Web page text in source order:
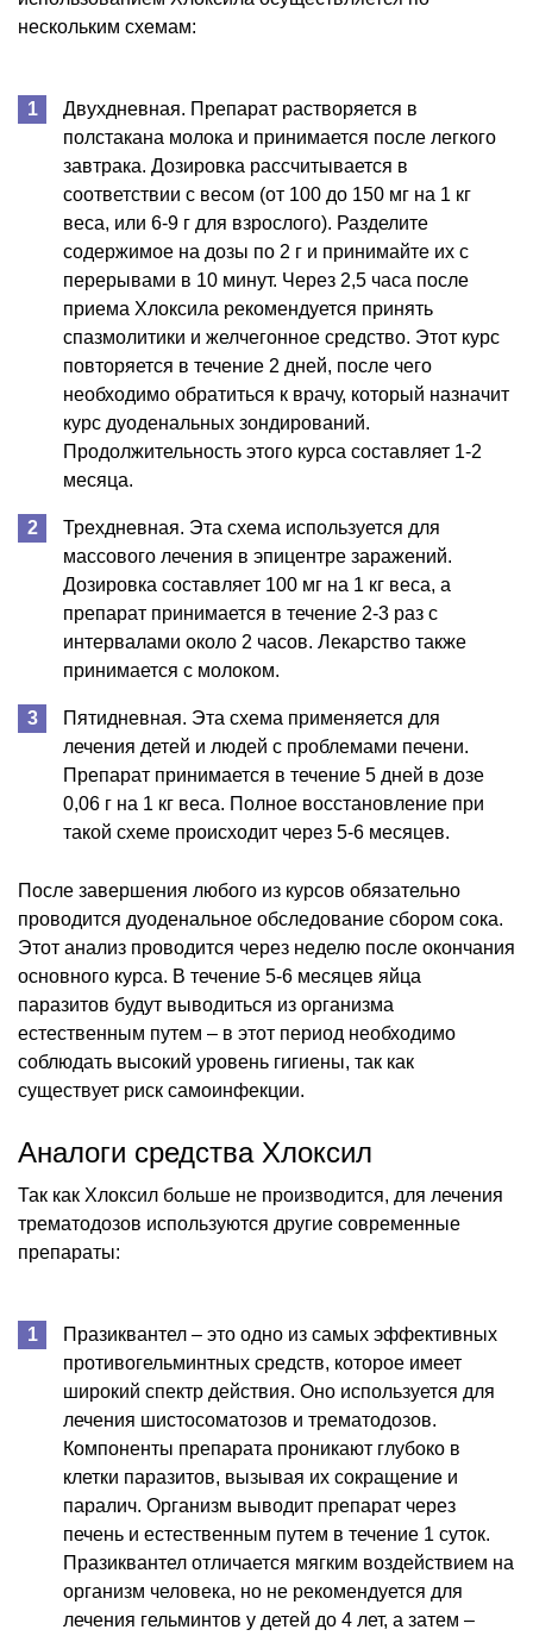
нескольким схемам:
Двухдневная. Препарат растворяется в
полстакана молока и принимается после легкого
завтрака. Дозировка рассчитывается в
соответствии с весом (от 100 до 150 мг на 1 кг
веса, или 6-9 г для взрослого). Разделите
содержимое на дозы по 2 г и принимайте их с
перерывами в 10 минут. Через 2,5 часа после
приема Хлоксила рекомендуется принять
спазмолитики и желчегонное средство. Этот курс
повторяется в течение 2 дней, после чего
необходимо обратиться к врачу, который назначит
курс дуоденальных зондирований.
Продолжительность этого курса составляет 1-2
месяца.
Трехдневная. Эта схема используется для
массового лечения в эпицентре заражений.
Дозировка составляет 100 мг на 1 кг веса, а
препарат принимается в течение 2-3 раз с
интервалами около 2 часов. Лекарство также
принимается с молоком.
Пятидневная. Эта схема применяется для
лечения детей и людей с проблемами печени.
Препарат принимается в течение 5 дней в дозе
0,06 г на 1 кг веса. Полное восстановление при
такой схеме происходит через 5-6 месяцев.
После завершения любого из курсов обязательно
проводится дуоденальное обследование сбором сока.
Этот анализ проводится через неделю после окончания
основного курса. В течение 5-6 месяцев яйца
паразитов будут выводиться из организма
естественным путем – в этот период необходимо
соблюдать высокий уровень гигиены, так как
существует риск самоинфекции.
Аналоги средства Хлоксил
Так как Хлоксил больше не производится, для лечения
трематодозов используются другие современные
препараты:
Празиквантел – это одно из самых эффективных
противогельминтных средств, которое имеет
широкий спектр действия. Оно используется для
лечения шистосоматозов и трематодозов.
Компоненты препарата проникают глубоко в
клетки паразитов, вызывая их сокращение и
паралич. Организм выводит препарат через
печень и естественным путем в течение 1 суток.
Празиквантел отличается мягким воздействием на
организм человека, но не рекомендуется для
лечения гельминтов у детей до 4 лет, а затем –